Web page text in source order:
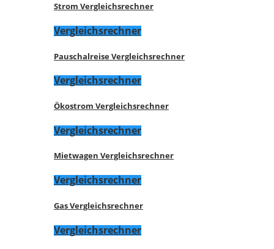
Strom Vergleichsrechner
Vergleichsrechner
Pauschalreise Vergleichsrechner
Vergleichsrechner
Ökostrom Vergleichsrechner
Vergleichsrechner
Mietwagen Vergleichsrechner
Vergleichsrechner
Gas Vergleichsrechner
Vergleichsrechner